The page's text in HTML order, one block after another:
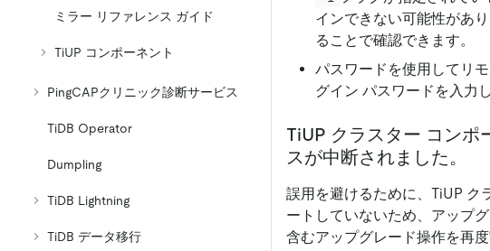
ミラー リファレンス ガイド
TiUP コンポーネント
PingCAPクリニック診断サービス
TiDB Operator
Dumpling
TiDB Lightning
TiDB データ移行
インできない可能性があり
ることで確認できます。
パスワードを使用してリ
グイン パスワードを入力
TiUP クラスター コンポ
スが中断されました。
誤用を避けるために、TiUP ク
ートしていないため、アップ
含むアップグレード操作を再